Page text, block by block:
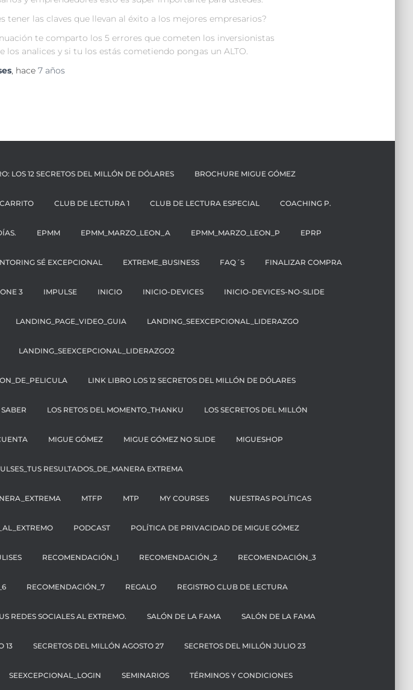
tener las claves que llevan al éxito a los mejores empresarios?
te comparto los 5 errores que cometen los inversionistas
los analices y si tu los estás cometiendo pongas un ALTO.
, hace 7 años
LOS 12 SECRETOS DEL MILLÓN DE DÓLARES BROCHURE MIGUE GÓMEZ
CARRITO CLUB DE LECTURA 1 CLUB DE LECTURA ESPECIAL COACHING P.
EPMM EPMM_MARZO_LEON_A EPMM_MARZO_LEON_P EPRP
SÉ EXCEPCIONAL EXTREME_BUSINESS FAQ´S FINALIZAR COMPRA
3 IMPULSE INICIO INICIO-DEVICES INICIO-DEVICES-NO-SLIDE
LANDING_PAGE_VIDEO_GUIA LANDING_SEEXCEPCIONAL_LIDERAZGO
LANDING_SEEXCEPCIONAL_LIDERAZGO2
LINK LIBRO LOS 12 SECRETOS DEL MILLÓN DE DÓLARES
LOS RETOS DEL MOMENTO_THANKU LOS SECRETOS DEL MILLÓN
MIGUE GÓMEZ MIGUE GÓMEZ NO SLIDE MIGUESHOP
RESULTADOS_DE_MANERA EXTREMA
MTFP MTP MY COURSES NUESTRAS POLÍTICAS
PODCAST POLÍTICA DE PRIVACIDAD DE MIGUE GÓMEZ
RECOMENDACIÓN_1 RECOMENDACIÓN_2 RECOMENDACIÓN_3
RECOMENDACIÓN_7 REGALO REGISTRO CLUB DE LECTURA
REDES SOCIALES AL EXTREMO. SALÓN DE LA FAMA SALÓN DE LA FAMA
13 SECRETOS DEL MILLÓN AGOSTO 27 SECRETOS DEL MILLÓN JULIO 23
SEEXCEPCIONAL_LOGIN SEMINARIOS TÉRMINOS Y CONDICIONES